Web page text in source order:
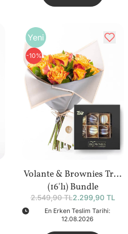
Yeni
-10%
Volante & Brownies Trüf
(16'lı) Bundle
2.549,90 TL2.299,90 TL
En Erken Teslim Tarihi:
12.08.2026